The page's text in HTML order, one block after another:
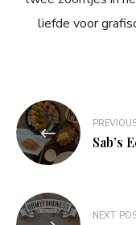
liefde voor
Bericht
navigatieSab’s
NEXT